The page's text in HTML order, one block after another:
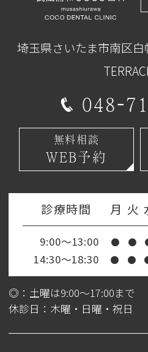
埼玉県さいたま市南区白
048-
無料相談
WEB予約
診療時間 月 火
9:00～13:00 ● ●
14:30～18:30 ● ●
◎：土曜は9:00～17:00まで
休診日：木曜・日曜・祝日